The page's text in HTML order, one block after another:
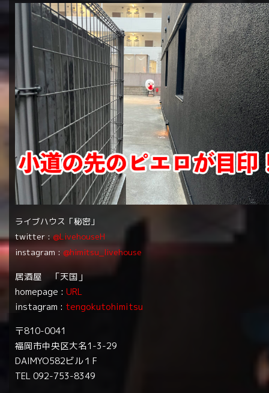
ライブハウス「秘密」
twitter : @LivehouseH
instagram : @himitsu_livehouse
居酒屋 「天国」
homepage : URL
instagram : tengokutohimitsu
〒810-0041
福岡市中央区大名1-3-29
DAIMYO582ビル１F
TEL 092-753-8349